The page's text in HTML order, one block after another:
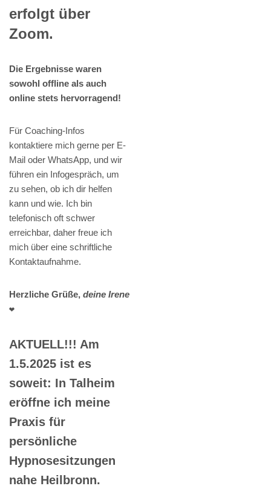
erfolgt über
Zoom.
Die Ergebnisse waren
sowohl offline als auch
online stets hervorragend!
Für Coaching-Infos
kontaktiere mich gerne per E-
Mail oder WhatsApp, und wir
führen ein Infogespräch, um
zu sehen, ob ich dir helfen
kann und wie. Ich bin
telefonisch oft schwer
erreichbar, daher freue ich
mich über eine schriftliche
Kontaktaufnahme.
Herzliche Grüße, deine Irene
❤️
AKTUELL!!! Am
1.5.2025 ist es
soweit: In Talheim
eröffne ich meine
Praxis für
persönliche
Hypnosesitzungen
nahe Heilbronn.